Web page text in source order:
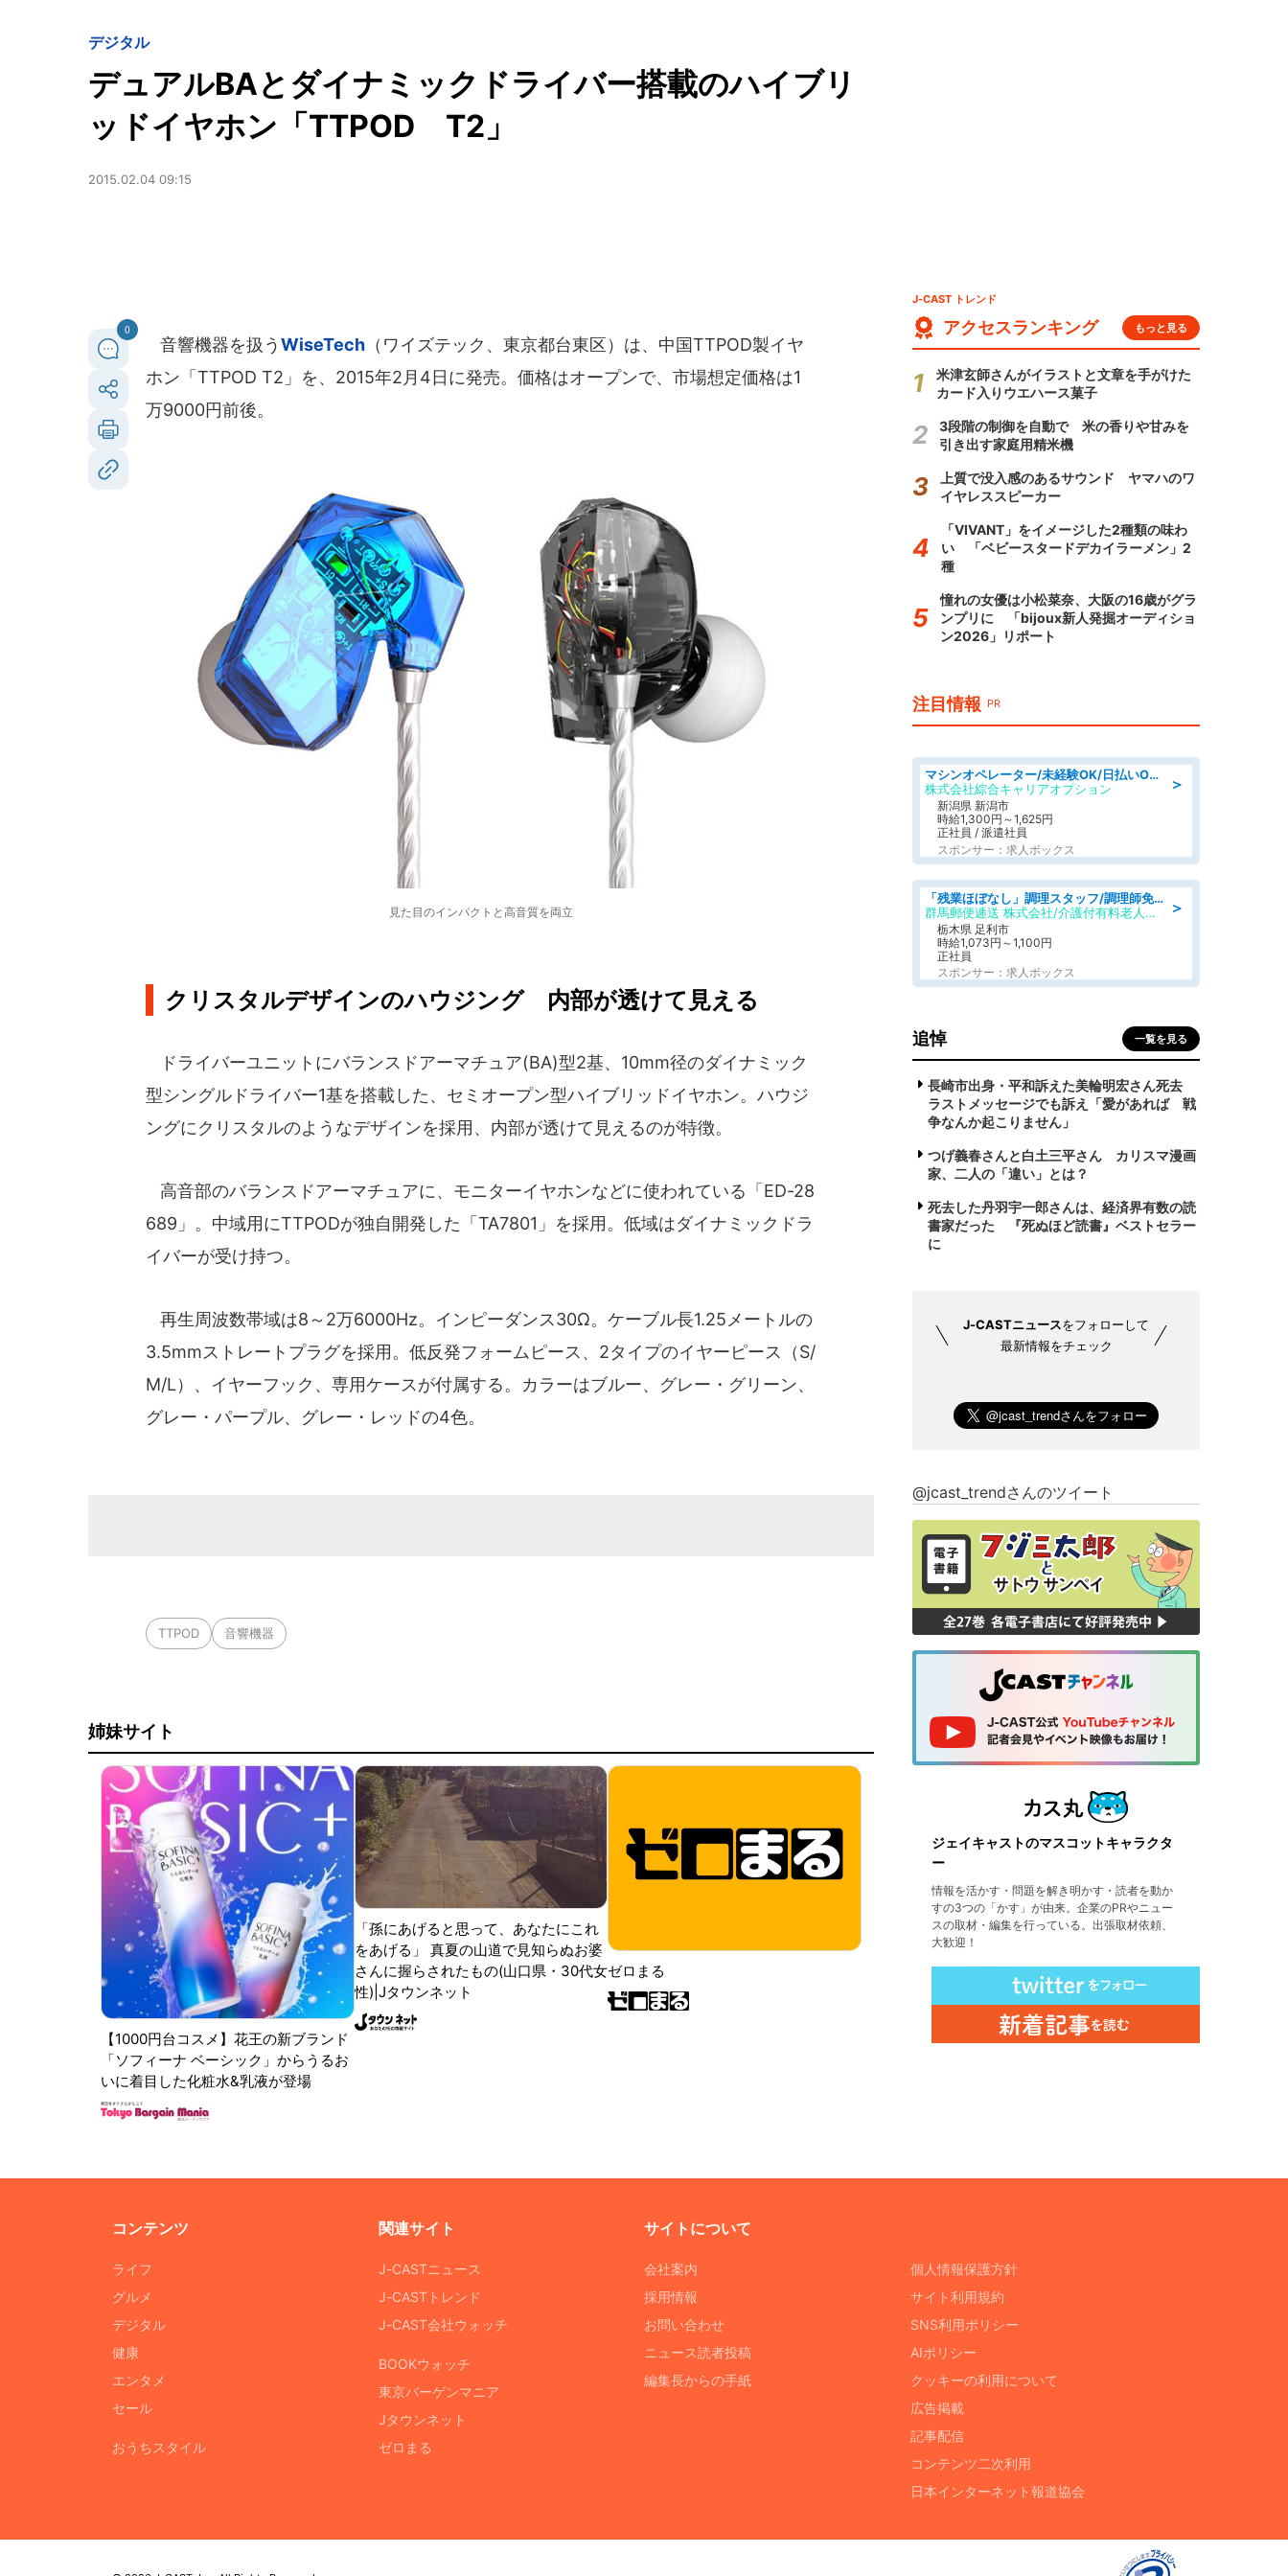
デジタル
デュアルBAとダイナミックドライバー搭載のハイブリ
ッドイヤホン「TTPOD T2」
2015.02.04 09:15
0
音響機器を扱うWiseTech （ワイズテック、東京都台東区）は、中国TTPOD製イヤ
ホン「TTPOD T2」を、2015年2月4日に発売。価格はオープンで、市場想定価格は1
万9000円前後。
見た目のインパクトと高音質を両立
クリスタルデザインのハウジング 内部が透けて見える
ドライバーユニットにバランスドアーマチュア(BA)型2基、10mm径のダイナミック
型シングルドライバー1基を搭載した、セミオープン型ハイブリッドイヤホン。ハウジ
ングにクリスタルのようなデザインを採用、内部が透けて見えるのが特徴。
高音部のバランスドアーマチュアに、モニターイヤホンなどに使われている「ED-28
689」。中域用にTTPODが独自開発した「TA7801」を採用。低域はダイナミックドラ
イバーが受け持つ。
再生周波数帯域は8～2万6000Hz。インピーダンス30Ω。ケーブル長1.25メートルの
3.5mmストレートプラグを採用。低反発フォームピース、2タイプのイヤーピース（S/
M/L）、イヤーフック、専用ケースが付属する。カラーはブルー、グレー・グリーン、
グレー・パープル、グレー・レッドの4色。
TTPOD 音響機器
姉妹サイト
【1000円台コスメ】花王の新ブランド
「ソフィーナ ベーシック」からうるお
いに着目した化粧水&乳液が登場
「孫にあげると思って、あなたにこれ
をあげる」 真夏の山道で見知らぬお婆
さんに握らされたもの(山口県・30代女
性)|Jタウンネット
ゼロまる
J-CAST トレンド
アクセスランキング もっと見る
米津玄師さんがイラストと文章を手がけた
カード入りウエハース菓子
3段階の制御を自動で 米の香りや甘みを
引き出す家庭用精米機
上質で没入感のあるサウンド ヤマハのワ
イヤレススピーカー
「VIVANT」をイメージした2種類の味わ
い 「ベビースタードデカイラーメン」2
種
憧れの女優は小松菜奈、大阪の16歳がグラ
ンプリに 「bijoux新人発掘オーディショ
ン2026」リポート
注目情報 PR
＞
マシンオペレーター/未経験OK/日払いOK/寮費無料/交替制/20・30・40代活躍中
株式会社綜合キャリアオプション
新潟県 新潟市
時給1,300円～1,625円
正社員 / 派遣社員
スポンサー：求人ボックス
＞
「残業ほぼなし」調理スタッフ/調理師免許必須/正職員/日勤のみ/介護付き有料老人ホーム/社会保障完備
群馬郵便逓送 株式会社/介護付有料老人ホーム ふる里
栃木県 足利市
時給1,073円～1,100円
正社員
スポンサー：求人ボックス
追悼 一覧を見る
長崎市出身・平和訴えた美輪明宏さん死去
ラストメッセージでも訴え「愛があれば 戦
争なんか起こりません」
つげ義春さんと白土三平さん カリスマ漫画
家、二人の「違い」とは？
死去した丹羽宇一郎さんは、経済界有数の読
書家だった 『死ぬほど読書』ベストセラー
に
J-CASTニュースをフォローして
最新情報をチェック
@jcast_trendさんのツイート
ジェイキャストのマスコットキャラクタ
ー
情報を活かす・問題を解き明かす・読者を動か
すの3つの「かす」が由来。企業のPRやニュー
スの取材・編集を行っている。出張取材依頼、
大歓迎！
コンテンツ
ライフ
グルメ
デジタル
健康
エンタメ
セール
おうちスタイル
関連サイト
J-CASTニュース
J-CASTトレンド
J-CAST会社ウォッチ
BOOKウォッチ
東京バーゲンマニア
Jタウンネット
ゼロまる
サイトについて
会社案内
採用情報
お問い合わせ
ニュース読者投稿
編集長からの手紙
個人情報保護方針
サイト利用規約
SNS利用ポリシー
AIポリシー
クッキーの利用について
広告掲載
記事配信
コンテンツ二次利用
日本インターネット報道協会